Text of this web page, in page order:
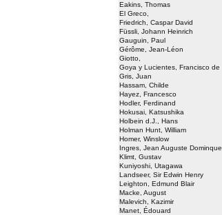
Eakins, Thomas
El Greco,
Friedrich, Caspar David
Füssli, Johann Heinrich
Gauguin, Paul
Gérôme, Jean-Léon
Giotto,
Goya y Lucientes, Francisco de
Gris, Juan
Hassam, Childe
Hayez, Francesco
Hodler, Ferdinand
Hokusai, Katsushika
Holbein d.J., Hans
Holman Hunt, William
Homer, Winslow
Ingres, Jean Auguste Dominque
Klimt, Gustav
Kuniyoshi, Utagawa
Landseer, Sir Edwin Henry
Leighton, Edmund Blair
Macke, August
Malevich, Kazimir
Manet, Édouard